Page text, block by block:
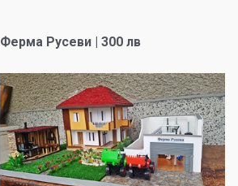
Ферма Русеви | 300 лв